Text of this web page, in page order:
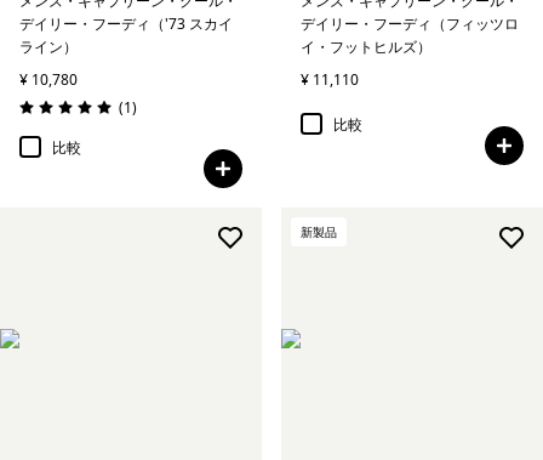
デイリー・フーディ（'73 スカイ
ライン）
¥ 10,780
評価: 5.0 / 5
(1レビュー
)
比較
デイリー・フーディ（フィッツロ
イ・フットヒルズ）
¥ 11,110
比較
新製品